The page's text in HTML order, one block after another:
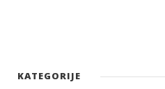
KATEGORIJE